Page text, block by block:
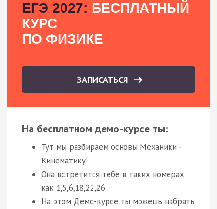
ЕГЭ 2027: БЕСПЛАТНЫЙ
КУРС
ПО ФИЗИКЕ
ЗАПИСАТЬСЯ
На бесплатном демо-курсе ты:
Тут мы разбираем основы Механики -
Кинематику
Она встретится тебе в таких номерах
как 1,5,6,18,22,26
На этом Демо-курсе ты можешь набрать